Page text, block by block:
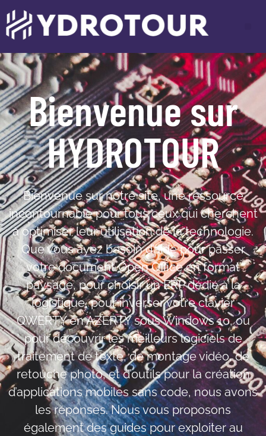
Bienvenue sur
HYDROTOUR
Bienvenue sur notre site, une ressource
incontournable pour tous ceux qui cherchent
à optimiser leur utilisation de la technologie.
Que vous ayez besoin d’aide pour passer
votre document Open Office en format
paysage, pour choisir un ERP dédié à la
logistique, pour inverser votre clavier
QWERTY en AZERTY sous Windows 10, ou
pour découvrir les meilleurs logiciels de
traitement de texte, de montage vidéo, de
retouche photo, et d’outils pour la création
d’applications mobiles sans code, nous avons
les réponses. Nous vous proposons
également des guides pour exploiter au